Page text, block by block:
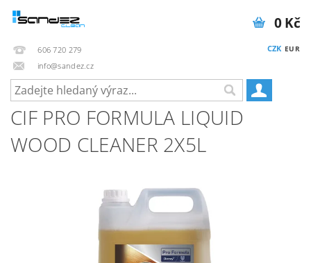
606 720 279
info@sandez.cz
CZK EUR
0 Kč
CIF PRO FORMULA LIQUID
WOOD CLEANER 2X5L